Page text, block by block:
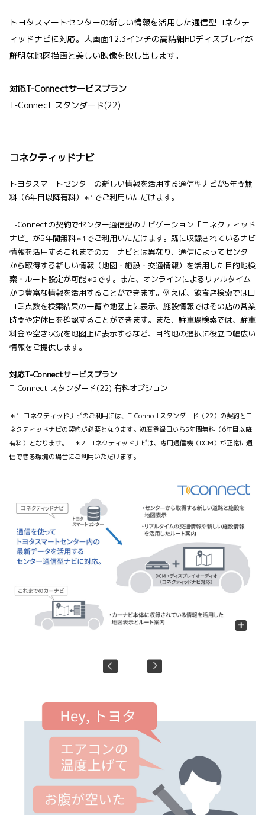
トヨタスマートセンターの新しい情報を活用した通信型コネクテ
ィッドナビに対応。大画面12.3インチの高精細HDディスプレイが
鮮明な地図描画と美しい映像を映し出します。
対応T-Connectサービスプラン
T-Connect スタンダード(22)
コネクティッドナビ
トヨタスマートセンターの新しい情報を活用する通信型ナビが5年間無
料（6年目以降有料）
＊1 でご利用いただけます。
T-Connectの契約でセンター通信型のナビゲーション「コネクティッド
ナビ」が5年間無料＊1 でご利用いただけます。既に収録されているナビ
情報を活用するこれまでのカーナビとは異なり、通信によってセンター
から取得する新しい情報（地図・施設・交通情報）を活用した目的地検
索・ルート設定が可能＊2です。また、オンラインによるリアルタイム
かつ豊富な情報を活用することができます。例えば、飲食店検索では口
コミ点数を検索結果の一覧や地図上に表示、施設情報ではその店の営業
時間や定休日を確認することができます。また、駐車場検索では、駐車
料金や空き状況を地図上に表示するなど、目的地の選択に役立つ幅広い
情報をご提供します。
対応T-Connectサービスプラン
T-Connect スタンダード(22) 有料オプション
＊1. コネクティッドナビのご利用には、T-Connectスタンダード（22）の契約とコ
ネクティッドナビの契約が必要となります。初度登録日から5年間無料（6年目以降
有料）となります。 ＊2. コネクティッドナビは、専用通信機（DCM）が正常に通
信できる環境の場合にご利用いただけます。
+